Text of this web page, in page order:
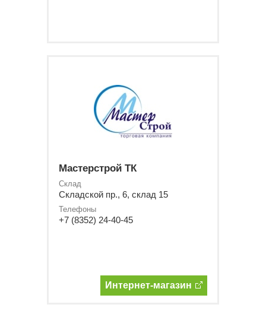
Мастерстрой ТК
Склад
Складской пр., 6, склад 15
Телефоны
+7 (8352) 24-40-45
Интернет-магазин